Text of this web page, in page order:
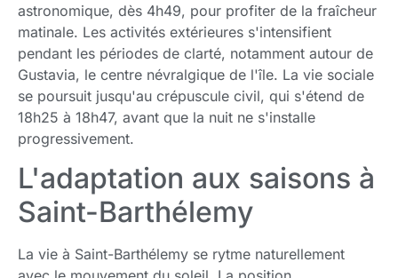
astronomique, dès 4h49, pour profiter de la fraîcheur
matinale. Les activités extérieures s'intensifient
pendant les périodes de clarté, notamment autour de
Gustavia, le centre névralgique de l'île. La vie sociale
se poursuit jusqu'au crépuscule civil, qui s'étend de
18h25 à 18h47, avant que la nuit ne s'installe
progressivement.
L'adaptation aux saisons à
Saint-Barthélemy
La vie à Saint-Barthélemy se rytme naturellement